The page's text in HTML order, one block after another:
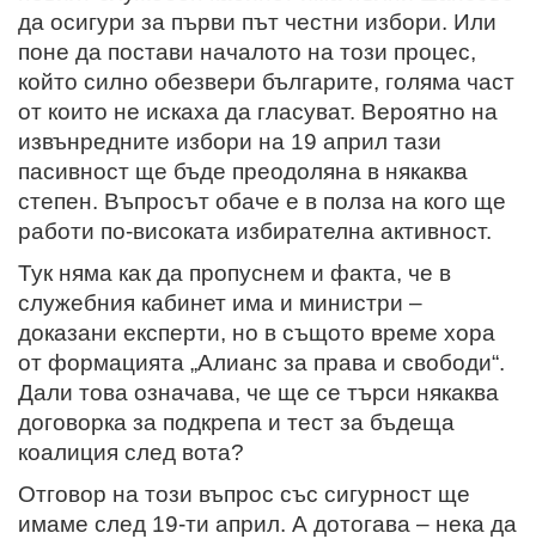
да осигури за първи път честни избори. Или
поне да постави началото на този процес,
който силно обезвери българите, голяма част
от които не искаха да гласуват. Вероятно на
извънредните избори на 19 април тази
пасивност ще бъде преодоляна в някаква
степен. Въпросът обаче е в полза на кого ще
работи по-високата избирателна активност.
Тук няма как да пропуснем и факта, че в
служебния кабинет има и министри –
доказани експерти, но в същото време хора
от формацията „Алианс за права и свободи“.
Дали това означава, че ще се търси някаква
договорка за подкрепа и тест за бъдеща
коалиция след вота?
Отговор на този въпрос със сигурност ще
имаме след 19-ти април. А дотогава – нека да